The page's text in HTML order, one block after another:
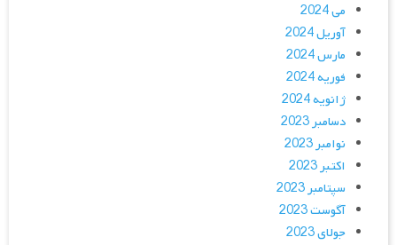
می 2024
آوریل 2024
مارس 2024
فوریه 2024
ژانویه 2024
دسامبر 2023
نوامبر 2023
اکتبر 2023
سپتامبر 2023
آگوست 2023
جولای 2023